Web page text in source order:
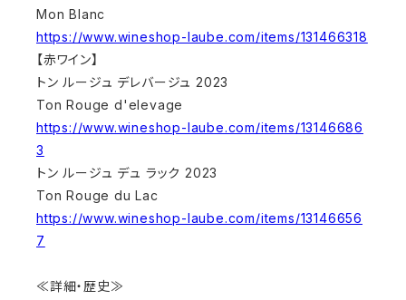
Mon Blanc
https://www.wineshop-laube.com/items/131466318
【赤ワイン】
トン ルージュ デレバージュ 2023
Ton Rouge d'elevage
https://www.wineshop-laube.com/items/13146686
3
トン ルージュ デュ ラック 2023
Ton Rouge du Lac
https://www.wineshop-laube.com/items/13146656
7
≪詳細・歴史≫